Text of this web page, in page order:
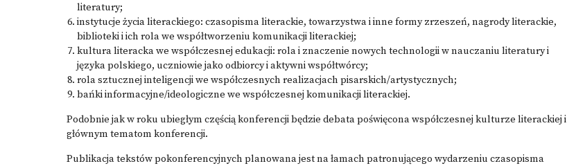
literatury;
instytucje życia literackiego: czasopisma literackie, towarzystwa i inne formy zrzeszeń, nagrody literackie,
biblioteki i ich rola we współtworzeniu komunikacji literackiej;
kultura literacka we współczesnej edukacji: rola i znaczenie nowych technologii w nauczaniu literatury i
języka polskiego, uczniowie jako odbiorcy i aktywni współtwórcy;
rola sztucznej inteligencji we współczesnych realizacjach pisarskich/artystycznych;
bańki informacyjne/ideologiczne we współczesnej komunikacji literackiej.
Podobnie jak w roku ubiegłym częścią konferencji będzie debata poświęcona współczesnej kulturze literackiej i
głównym tematom konferencji.
Publikacja tekstów pokonferencyjnych planowana jest na łamach patronującego wydarzeniu czasopisma